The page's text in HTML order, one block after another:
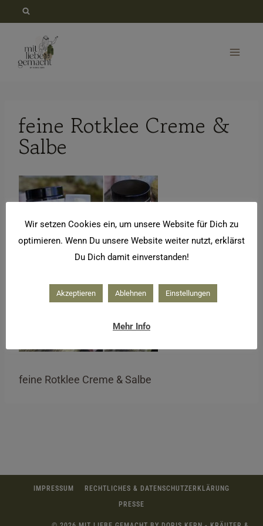
springen
feine Rotklee Creme &
Salbe
feine Rotklee Creme & Salbe
IMPRESSUM
RECHTLICHES & DATENSCHUTZERKLÄRUNG
PRESSE
Wir setzen Cookies ein, um unsere Website für Dich zu
optimieren. Wenn Du unsere Website weiter nutzt, erklärst
Du Dich damit einverstanden!
Akzeptieren Ablehnen Einstellungen
Mehr Info